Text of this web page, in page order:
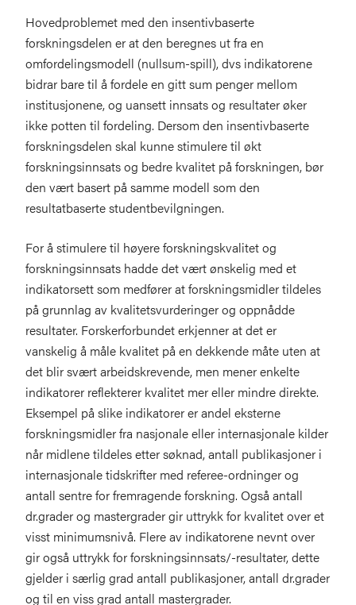
Hovedproblemet med den insentivbaserte
forskningsdelen er at den beregnes ut fra en
omfordelingsmodell (nullsum-spill), dvs indikatorene
bidrar bare til å fordele en gitt sum penger mellom
institusjonene, og uansett innsats og resultater øker
ikke potten til fordeling. Dersom den insentivbaserte
forskningsdelen skal kunne stimulere til økt
forskningsinnsats og bedre kvalitet på forskningen, bør
den vært basert på samme modell som den
resultatbaserte studentbevilgningen.
For å stimulere til høyere forskningskvalitet og
forskningsinnsats hadde det vært ønskelig med et
indikatorsett som medfører at forskningsmidler tildeles
på grunnlag av kvalitetsvurderinger og oppnådde
resultater. Forskerforbundet erkjenner at det er
vanskelig å måle kvalitet på en dekkende måte uten at
det blir svært arbeidskrevende, men mener enkelte
indikatorer reflekterer kvalitet mer eller mindre direkte.
Eksempel på slike indikatorer er andel eksterne
forskningsmidler fra nasjonale eller internasjonale kilder
når midlene tildeles etter søknad, antall publikasjoner i
internasjonale tidskrifter med referee-ordninger og
antall sentre for fremragende forskning. Også antall
dr.grader og mastergrader gir uttrykk for kvalitet over et
visst minimumsnivå. Flere av indikatorene nevnt over
gir også uttrykk for forskningsinnsats/-resultater, dette
gjelder i særlig grad antall publikasjoner, antall dr.grader
og til en viss grad antall mastergrader.